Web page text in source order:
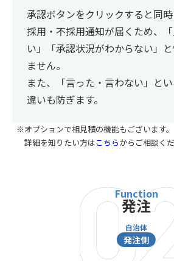
承認ボタンをクリックすると同時
採用・不採用通知が届くため、
い」「承認状況がわからない」
ません。
また、「言った・言わない」と
違いも防ぎます。
オプションで相見積の機能もございます。
詳細を知りたい方はこちらからご相談くだ
発注
自治体
発注側